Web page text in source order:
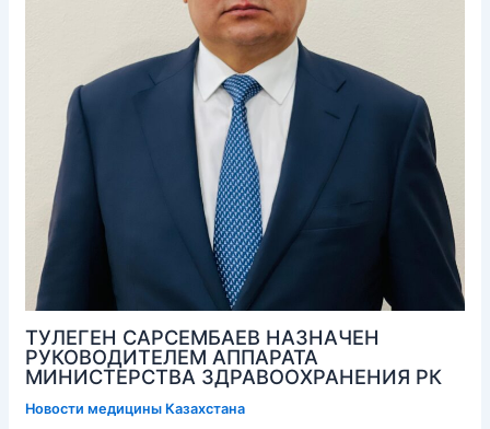
ТУЛЕГЕН САРСЕМБАЕВ НАЗНАЧЕН
РУКОВОДИТЕЛЕМ АППАРАТА
МИНИСТЕРСТВА ЗДРАВООХРАНЕНИЯ РК
Новости медицины Казахстана